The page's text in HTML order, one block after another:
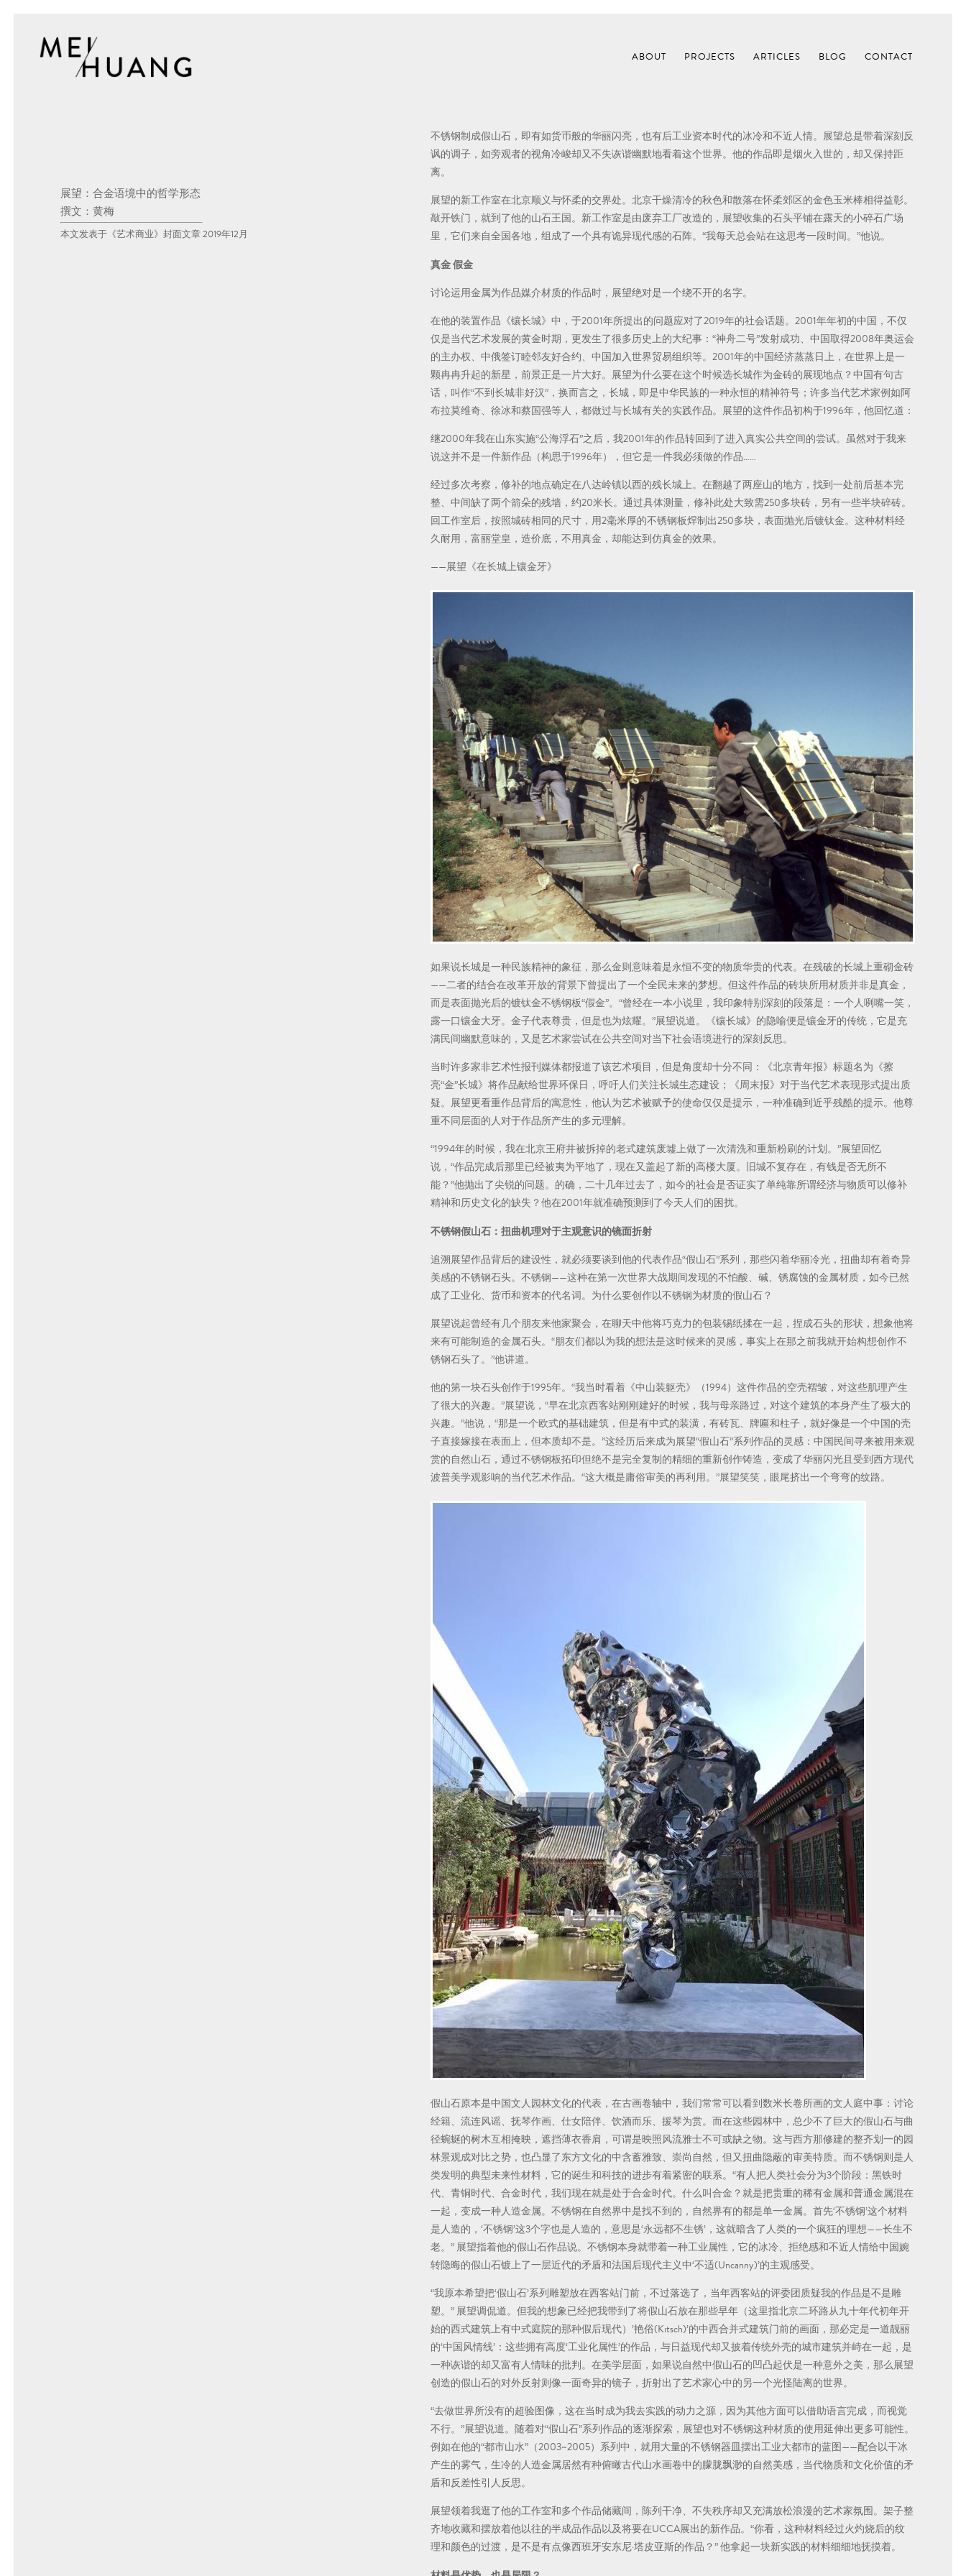
ABOUT PROJECTS ARTICLES BLOG CONTACT
展望：合金语境中的哲学形态
撰文：黄梅
本文发表于《艺术商业》封面文章 2019年12月
不锈钢制成假山石，即有如货币般的华丽闪亮，也有后工业资本时代的冰冷和不近人情。展望总是带着深刻反
讽的调子，如旁观者的视角冷峻却又不失诙谐幽默地看着这个世界。他的作品即是烟火入世的，却又保持距
离。
展望的新工作室在北京顺义与怀柔的交界处。北京干燥清冷的秋色和散落在怀柔郊区的金色玉米棒相得益彰。
敲开铁门，就到了他的山石王国。新工作室是由废弃工厂改造的，展望收集的石头平铺在露天的小碎石广场
里，它们来自全国各地，组成了一个具有诡异现代感的石阵。“我每天总会站在这思考一段时间。”他说。
真金 假金
讨论运用金属为作品媒介材质的作品时，展望绝对是一个绕不开的名字。
在他的装置作品《镶长城》中，于2001年所提出的问题应对了2019年的社会话题。2001年年初的中国，不仅
仅是当代艺术发展的黄金时期，更发生了很多历史上的大纪事：“神舟二号”发射成功、中国取得2008年奥运会
的主办权、中俄签订睦邻友好合约、中国加入世界贸易组织等。2001年的中国经济蒸蒸日上，在世界上是一
颗冉冉升起的新星，前景正是一片大好。展望为什么要在这个时候选长城作为金砖的展现地点？中国有句古
话，叫作“不到长城非好汉”，换而言之，长城，即是中华民族的一种永恒的精神符号；许多当代艺术家例如阿
布拉莫维奇、徐冰和蔡国强等人，都做过与长城有关的实践作品。展望的这件作品初构于1996年，他回忆道：
继2000年我在山东实施“公海浮石”之后，我2001年的作品转回到了进入真实公共空间的尝试。虽然对于我来
说这并不是一件新作品（构思于1996年），但它是一件我必须做的作品……
经过多次考察，修补的地点确定在八达岭镇以西的残长城上。在翻越了两座山的地方，找到一处前后基本完
整、中间缺了两个箭朵的残墙，约20米长。通过具体测量，修补此处大致需250多块砖，另有一些半块碎砖。
回工作室后，按照城砖相同的尺寸，用2毫米厚的不锈钢板焊制出250多块，表面抛光后镀钛金。这种材料经
久耐用，富丽堂皇，造价底，不用真金，却能达到仿真金的效果。
——展望《在长城上镶金牙》
如果说长城是一种民族精神的象征，那么金则意味着是永恒不变的物质华贵的代表。在残破的长城上重砌金砖
——二者的结合在改革开放的背景下曾提出了一个全民未来的梦想。但这件作品的砖块所用材质并非是真金，
而是表面抛光后的镀钛金不锈钢板“假金”。“曾经在一本小说里，我印象特别深刻的段落是：一个人咧嘴一笑，
露一口镶金大牙。金子代表尊贵，但是也为炫耀。”展望说道。《镶长城》的隐喻便是镶金牙的传统，它是充
满民间幽默意味的，又是艺术家尝试在公共空间对当下社会语境进行的深刻反思。
当时许多家非艺术性报刊媒体都报道了该艺术项目，但是角度却十分不同：《北京青年报》标题名为《擦
亮“金”长城》将作品献给世界环保日，呼吁人们关注长城生态建设；《周末报》对于当代艺术表现形式提出质
疑。展望更看重作品背后的寓意性，他认为艺术被赋予的使命仅仅是提示，一种准确到近乎残酷的提示。他尊
重不同层面的人对于作品所产生的多元理解。
“1994年的时候，我在北京王府井被拆掉的老式建筑废墟上做了一次清洗和重新粉刷的计划。”展望回忆
说，“作品完成后那里已经被夷为平地了，现在又盖起了新的高楼大厦。旧城不复存在，有钱是否无所不
能？”他抛出了尖锐的问题。的确，二十几年过去了，如今的社会是否证实了单纯靠所谓经济与物质可以修补
精神和历史文化的缺失？他在2001年就准确预测到了今天人们的困扰。
不锈钢假山石：扭曲机理对于主观意识的镜面折射
追溯展望作品背后的建设性，就必须要谈到他的代表作品“假山石”系列，那些闪着华丽冷光，扭曲却有着奇异
美感的不锈钢石头。不锈钢——这种在第一次世界大战期间发现的不怕酸、碱、锈腐蚀的金属材质，如今已然
成了工业化、货币和资本的代名词。为什么要创作以不锈钢为材质的假山石？
展望说起曾经有几个朋友来他家聚会，在聊天中他将巧克力的包装锡纸揉在一起，捏成石头的形状，想象他将
来有可能制造的金属石头。“朋友们都以为我的想法是这时候来的灵感，事实上在那之前我就开始构想创作不
锈钢石头了。”他讲道。
他的第一块石头创作于1995年。“我当时看着《中山装躯壳》（1994）这件作品的空壳褶皱，对这些肌理产生
了很大的兴趣。”展望说，“早在北京西客站刚刚建好的时候，我与母亲路过，对这个建筑的本身产生了极大的
兴趣。”他说，“那是一个欧式的基础建筑，但是有中式的装潢，有砖瓦、牌匾和柱子，就好像是一个中国的壳
子直接嫁接在表面上，但本质却不是。”这经历后来成为展望“假山石”系列作品的灵感：中国民间寻来被用来观
赏的自然山石，通过不锈钢板拓印但绝不是完全复制的精细的重新创作铸造，变成了华丽闪光且受到西方现代
波普美学观影响的当代艺术作品。“这大概是庸俗审美的再利用。”展望笑笑，眼尾挤出一个弯弯的纹路。
假山石原本是中国文人园林文化的代表，在古画卷轴中，我们常常可以看到数米长卷所画的文人庭中事：讨论
经籍、流连风谣、抚琴作画、仕女陪伴、饮酒而乐、援琴为赏。而在这些园林中，总少不了巨大的假山石与曲
径蜿蜒的树木互相掩映，遮挡薄衣香肩，可谓是映照风流雅士不可或缺之物。这与西方那修建的整齐划一的园
林景观成对比之势，也凸显了东方文化的中含蓄雅致、崇尚自然，但又扭曲隐蔽的审美特质。而不锈钢则是人
类发明的典型未来性材料，它的诞生和科技的进步有着紧密的联系。“有人把人类社会分为3个阶段：黑铁时
代、青铜时代、合金时代，我们现在就是处于合金时代。什么叫合金？就是把贵重的稀有金属和普通金属混在
一起，变成一种人造金属。不锈钢在自然界中是找不到的，自然界有的都是单一金属。首先‘不锈钢’这个材料
是人造的，‘不锈钢’这3个字也是人造的，意思是‘永远都不生锈’，这就暗含了人类的一个疯狂的理想——长生不
老。” 展望指着他的假山石作品说。不锈钢本身就带着一种工业属性，它的冰冷、拒绝感和不近人情给中国婉
转隐晦的假山石镀上了一层近代的矛盾和法国后现代主义中‘不适(Uncanny)’的主观感受。
“我原本希望把‘假山石’系列雕塑放在西客站门前，不过落选了，当年西客站的评委团质疑我的作品是不是雕
塑。” 展望调侃道。但我的想象已经把我带到了将假山石放在那些早年（这里指北京二环路从九十年代初年开
始的西式建筑上有中式庭院的那种假后现代）’艳俗(Kitsch)’的中西合并式建筑门前的画面，那必定是一道靓丽
的‘中国风情线’：这些拥有高度‘工业化属性’的作品，与日益现代却又披着传统外壳的城市建筑并峙在一起，是
一种诙谐的却又富有人情味的批判。在美学层面，如果说自然中假山石的凹凸起伏是一种意外之美，那么展望
创造的假山石的对外反射则像一面奇异的镜子，折射出了艺术家心中的另一个光怪陆离的世界。
“去做世界所没有的超验图像，这在当时成为我去实践的动力之源，因为其他方面可以借助语言完成，而视觉
不行。”展望说道。随着对“假山石”系列作品的逐渐探索，展望也对不锈钢这种材质的使用延伸出更多可能性。
例如在他的“都市山水”（2003~2005）系列中，就用大量的不锈钢器皿摆出工业大都市的蓝图——配合以干冰
产生的雾气，生冷的人造金属居然有种俯瞰古代山水画卷中的朦胧飘渺的自然美感，当代物质和文化价值的矛
盾和反差性引人反思。
展望领着我逛了他的工作室和多个作品储藏间，陈列干净、不失秩序却又充满放松浪漫的艺术家氛围。架子整
齐地收藏和摆放着他以往的半成品作品以及将要在UCCA展出的新作品。“你看，这种材料经过火灼烧后的纹
理和颜色的过渡，是不是有点像西班牙安东尼·塔皮亚斯的作品？” 他拿起一块新实践的材料细细地抚摸着。